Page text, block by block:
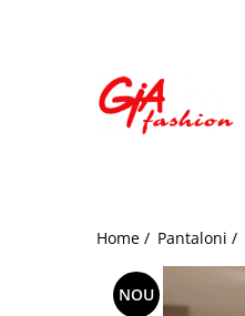
Produsele noastre
Rochii elegante
Home / Pantaloni /
NOU